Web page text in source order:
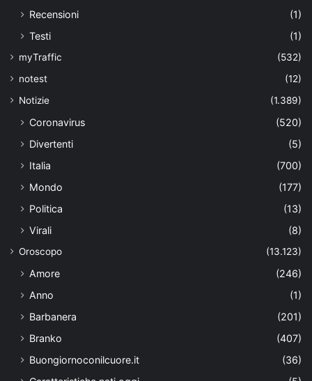
Recensioni
(1)
Testi
(1)
myTraffic
(532)
notest
(12)
Notizie
(1.389)
Coronavirus
(520)
Divertenti
(5)
Italia
(700)
Mondo
(177)
Politica
(13)
Virali
(8)
Oroscopo (13.123)
Amore
(246)
Anno
(1)
Barbanera
(201)
Branko
(407)
Buongiornoconilcuore.it
(36)